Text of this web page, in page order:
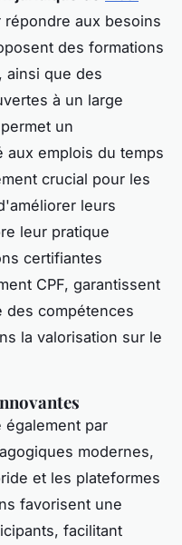
aux besoins
des formations
ainsi que des
à un large
un
aux emplois du temps
crucial pour les
leurs
leur pratique
certifiantes
CPF, garantissent
des compétences
la valorisation sur le
également par
modernes,
et les plateformes
favorisent une
facilitant